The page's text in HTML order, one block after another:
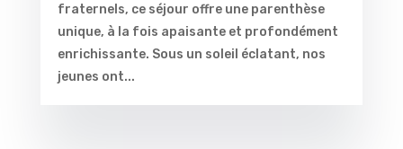
fraternels, ce séjour offre une parenthèse
unique, à la fois apaisante et profondément
enrichissante. Sous un soleil éclatant, nos
jeunes ont...